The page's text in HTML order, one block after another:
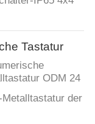
Tastatur
ODM 24
der